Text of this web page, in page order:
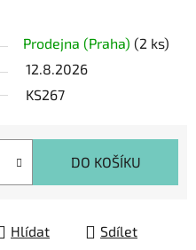
Prodejna (Praha) (2 ks)
12.8.2026
KS267
DO KOŠÍKU
Hlídat Sdílet